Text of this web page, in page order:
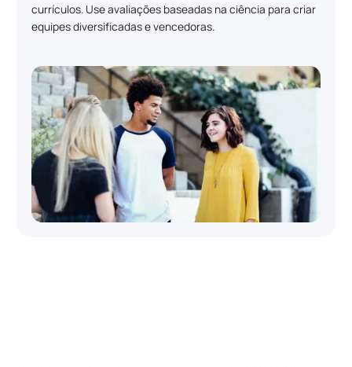
currículos. Use avaliações baseadas na ciência para criar
equipes diversificadas e vencedoras.